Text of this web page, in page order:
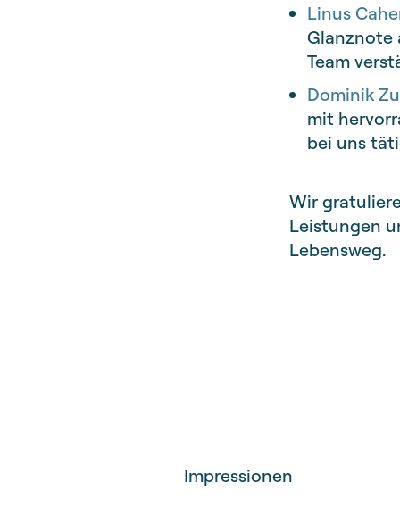
Linus
Glanznote
Team
Dominik
mit
bei uns
Wir
Leistungen
Lebensweg.
Impressionen